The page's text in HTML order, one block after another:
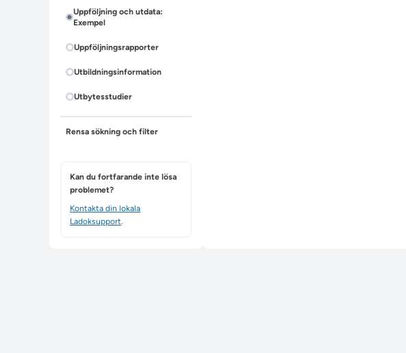
Uppföljning och utdata:
Exempel
Uppföljningsrapporter
Utbildningsinformation
Utbytesstudier
Rensa sökning och filter
Kan du fortfarande inte lösa
problemet?
Kontakta din lokala
Ladoksupport.